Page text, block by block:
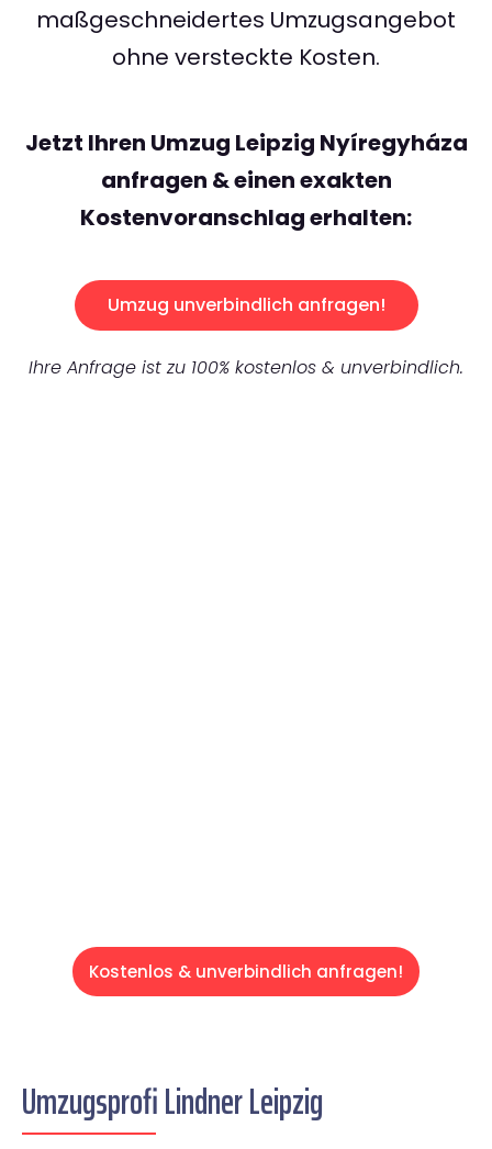
maßgeschneidertes Umzugsangebot
ohne versteckte Kosten.
Jetzt Ihren Umzug Leipzig Nyíregyháza
anfragen & einen exakten
Kostenvoranschlag erhalten:
Umzug unverbindlich anfragen!
Ihre Anfrage ist zu 100% kostenlos & unverbindlich.
Kostenlos & unverbindlich anfragen!
Umzugsprofi Lindner Leipzig